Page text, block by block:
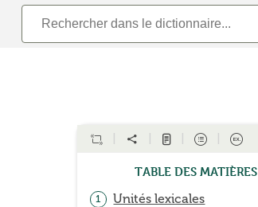
Table des matières
1 Unités lexicales